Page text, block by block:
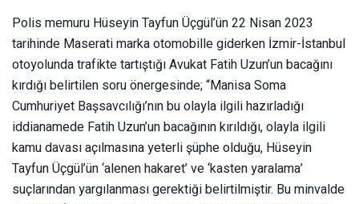
Polis memuru Hüseyin Tayfun Üçgül’ün 22 Nisan 2023
tarihinde Maserati marka otomobille giderken İzmir-İstanbul
otoyolunda trafikte tartıştığı Avukat Fatih Uzun’un bacağını
kırdığı belirtilen soru önergesinde;“Manisa Soma
Cumhuriyet Başsavcılığı’nın bu olayla ilgili hazırladığı
iddianamede Fatih Uzun’un bacağının kırıldığı, olayla ilgili
kamu davası açılmasına yeterli şüphe olduğu, Hüseyin
Tayfun Üçgül’ün ‘alenen hakaret’ ve ‘kasten yaralama’
suçlarından yargılanması gerektiği belirtilmiştir. Bu minvalde